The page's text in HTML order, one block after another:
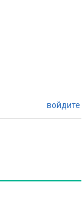
войдите